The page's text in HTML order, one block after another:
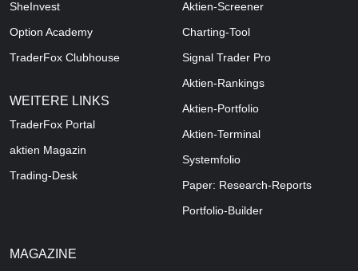
SheInvest
Option Academy
TraderFox Clubhouse
WEITERE LINKS
TraderFox Portal
aktien Magazin
Trading-Desk
Aktien-Screener
Charting-Tool
Signal Trader Pro
Aktien-Rankings
Aktien-Portfolio
Aktien-Terminal
Systemfolio
Paper: Research-Reports
Portfolio-Builder
MAGAZINE